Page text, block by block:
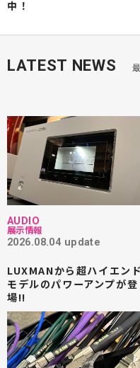
中！
LATEST NEWS 最
AUDIO
展示情報
2026.08.04 update
LUXMANから超ハイエンド
モデルのパワーアンプが登
場!!